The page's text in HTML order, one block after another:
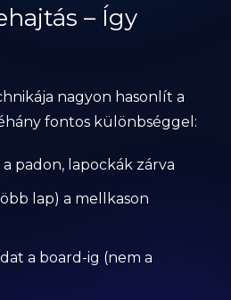
– Így
nagyon hasonlít a
fontos különbséggel:
padon, lapockák zárva
lap) a mellkason
a board-ig (nem a